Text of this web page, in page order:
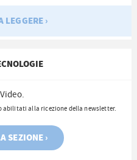
LEGGERE ›
abilitati alla ricezione della newsletter.
SEZIONE ›